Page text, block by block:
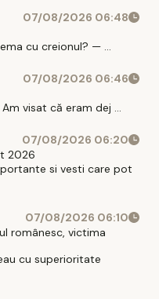
07/08/2026 06:48
cu creionul? — ...
07/08/2026 06:46
visat că eram dej ...
07/08/2026 06:20
2026
si vesti care pot
07/08/2026 06:10
românesc, victima
cu superioritate